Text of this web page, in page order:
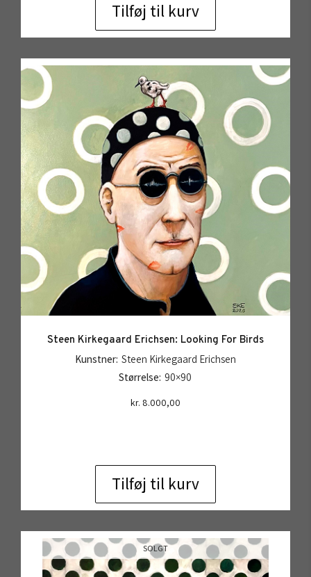
Tilføj til kurv
Steen Kirkegaard Erichsen: Looking For Birds
Kunstner: Steen Kirkegaard Erichsen
Størrelse: 90×90
kr. 8.000,00
Tilføj til kurv
SOLGT